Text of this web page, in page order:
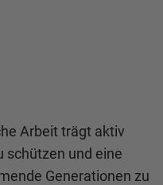
Arbeit trägt aktiv
schützen und eine
Generationen zu